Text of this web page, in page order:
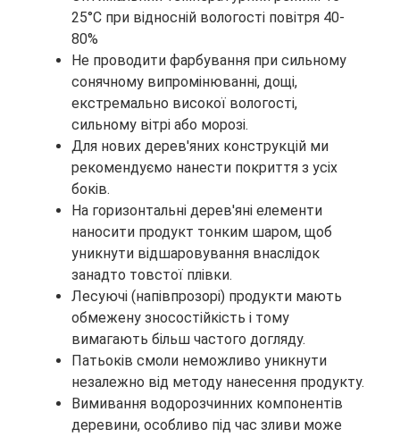
25°C при відносній вологості повітря 40-
80%
Не проводити фарбування при сильному
сонячному випромінюванні, дощі,
екстремально високої вологості,
сильному вітрі або морозі.
Для нових дерев'яних конструкцій ми
рекомендуємо нанести покриття з усіх
боків.
На горизонтальні дерев'яні елементи
наносити продукт тонким шаром, щоб
уникнути відшаровування внаслідок
занадто товстої плівки.
Лесуючі (напівпрозорі) продукти мають
обмежену зносостійкість і тому
вимагають більш частого догляду.
Патьоків смоли неможливо уникнути
незалежно від методу нанесення продукту.
Вимивання водорозчинних компонентів
деревини, особливо під час зливи може